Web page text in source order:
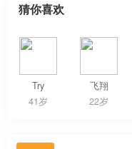
猜你喜欢
Try
41岁
飞翔
22岁